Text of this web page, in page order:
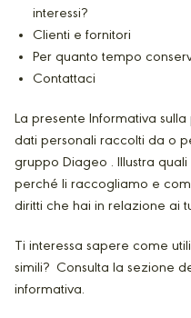
interessi?
Clienti e fornitori
Per quanto tempo
Contattaci
La presente Informativa
dati personali raccolti da o
gruppo Diageo . Illustra
perché li raccogliamo e
diritti che hai in relazione ai
Ti interessa sapere come
simili? Consulta la sezione
informativa.